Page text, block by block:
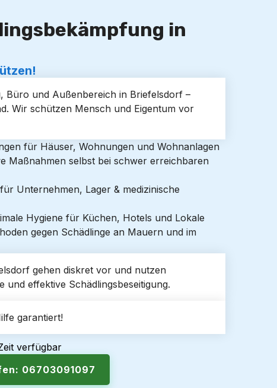
in
Büro und Außenbereich in Briefelsdorf –
Wir schützen Mensch und Eigentum vor
für Häuser, Wohnungen und Wohnanlagen
Maßnahmen selbst bei schwer erreichbaren
Unternehmen, Lager & medizinische
Hygiene für Küchen, Hotels und Lokale
gegen Schädlinge an Mauern und im
gehen diskret vor und nutzen
effektive Schädlingsbeseitigung.
garantiert!
verfügbar
06703091097